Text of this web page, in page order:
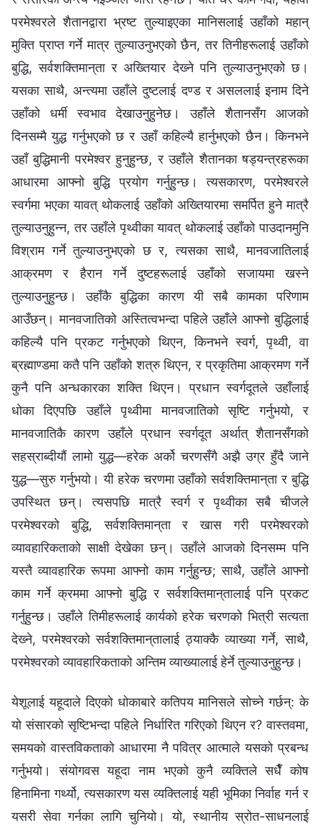
परमेश्‍वरले शैतानद्वारा भ्रष्ट तुल्याइएका मानिसलाई उहाँको महान्
मुक्ति प्राप्त गर्ने मात्र तुल्याउनुभएको छैन, तर तिनीहरूलाई उहाँको
बुद्धि, सर्वशक्तिमान्‌ता र अख्तियार देख्‍ने पनि तुल्याउनुभएको छ।
यसका साथै, अन्त्यमा उहाँले दुष्टलाई दण्ड र असललाई इनाम दिने
उहाँको धर्मी स्वभाव देखाउनुहुनेछ। उहाँले शैतानसँग आजको
दिनसम्‍मै युद्ध गर्नुभएको छ र उहाँ कहिल्यै हार्नुभएको छैन। किनभने
उहाँ बुद्धिमानी परमेश्‍वर हुनुहुन्छ, र उहाँले शैतानका षड्यन्त्रहरूका
आधारमा आफ्‍नो बुद्धि प्रयोग गर्नुहुन्छ। त्यसकारण, परमेश्‍वरले
स्वर्गमा भएका यावत् थोकलाई उहाँको अख्‍तियारमा समर्पित हुने मात्रै
तुल्याउनुहुन्‍न, तर उहाँले पृथ्वीका यावत् थोकलाई उहाँको पाउदानमुनि
विश्राम गर्ने तुल्याउनुभएको छ र, त्यसका साथै, मानवजातिलाई
आक्रमण र हैरान गर्ने दुष्टहरूलाई उहाँको सजायमा खस्ने
तुल्याउनुहुन्छ। उहाँकै बुद्धिका कारण यी सबै कामका परिणाम
आउँछन्। मानवजातिको अस्तित्वभन्दा पहिले उहाँले आफ्‍नो बुद्धिलाई
कहिल्यै पनि प्रकट गर्नुभएको थिएन, किनभने स्वर्ग, पृथ्वी, वा
ब्रह्माण्डमा कतै पनि उहाँको शत्रु थिएन, र प्रकृतिमा आक्रमण गर्ने
कुनै पनि अन्धकारका शक्ति थिएन। प्रधान स्‍वर्गदूतले उहाँलाई
धोका दिएपछि उहाँले पृथ्वीमा मानवजातिको सृष्टि गर्नुभयो, र
मानवजातिकै कारण उहाँले प्रधान स्‍वर्गदूत अर्थात् शैतानसँगको
सहस्राब्दीयौं लामो युद्ध—हरेक अर्को चरणसँगै अझै उग्र हुँदै जाने
युद्ध—सुरु गर्नुभयो। यी हरेक चरणमा उहाँको सर्वशक्तिमान्‌ता र बुद्धि
उपस्थित छन्। त्यसपछि मात्रै स्वर्ग र पृथ्वीका सबै चीजले
परमेश्‍वरको बुद्धि, सर्वशक्तिमान्‌ता र खास गरी परमेश्‍वरको
व्यावहारिकताको साक्षी देखेका छन्। उहाँले आजको दिनसम्‍म पनि
यस्तै व्यावहारिक रूपमा आफ्‍नो काम गर्नुहुन्छ; साथै, उहाँले आफ्‍नो
काम गर्ने क्रममा आफ्‍नो बुद्धि र सर्वशक्तिमान्‌तालाई पनि प्रकट
गर्नुहुन्छ। उहाँले तिमीहरूलाई कार्यको हरेक चरणको भित्री सत्यता
देख्‍ने, परमेश्‍वरको सर्वशक्तिमान्‌तालाई ठ्याक्कै व्याख्या गर्ने, साथै,
परमेश्‍वरको व्यावहारिकताको अन्तिम व्याख्यालाई हेर्ने तुल्याउनुहुन्छ।
येशूलाई यहूदाले दिएको धोकाबारे कतिपय मानिसले सोच्‍ने गर्छन्: के
यो संसारको सृष्टिभन्दा पहिले निर्धारित गरिएको थिएन र? वास्तवमा,
समयको वास्तविकताको आधारमा नै पवित्र आत्माले यसको प्रबन्ध
गर्नुभयो। संयोगवस यहूदा नाम भएको कुनै व्यक्तिले सधैँ कोष
हिनामिना गर्थ्यो, त्यसकारण यस व्यक्तिलाई यही भूमिका निर्वाह गर्न र
यसरी सेवा गर्नका लागि चुनियो। यो, स्थानीय स्रोत-साधनलाई